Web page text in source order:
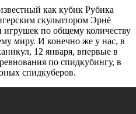
как кубик Рубика
скульптором Эрнё
игрушек по общему количеству
миру. И конечно же у нас, в
12 января, впервые в
по спидкубингу, в
спидкуберов.